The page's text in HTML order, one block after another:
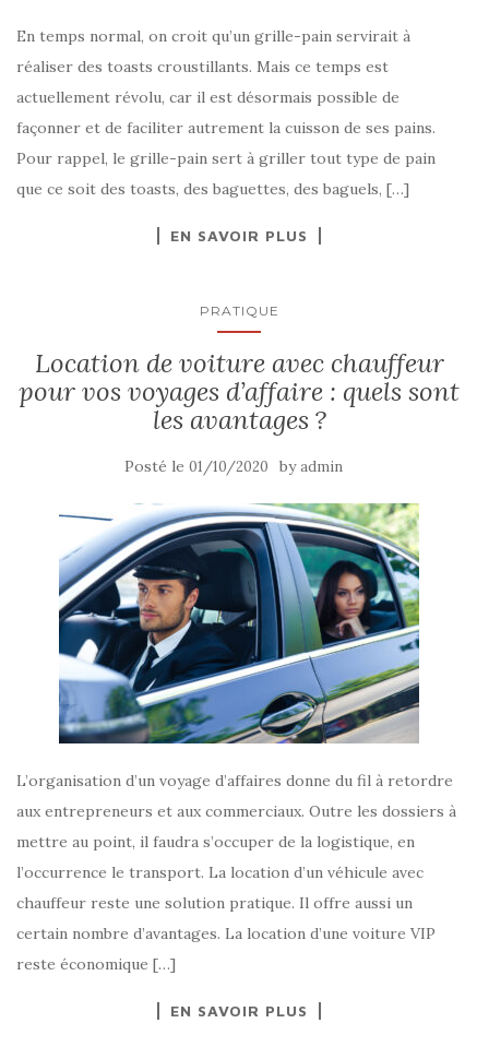
En temps normal, on croit qu’un grille-pain servirait à
réaliser des toasts croustillants. Mais ce temps est
actuellement révolu, car il est désormais possible de
façonner et de faciliter autrement la cuisson de ses pains.
Pour rappel, le grille-pain sert à griller tout type de pain
que ce soit des toasts, des baguettes, des baguels, […]
EN SAVOIR PLUS
PRATIQUE
Location de voiture avec chauffeur
pour vos voyages d’affaire : quels sont
les avantages ?
Posté le 01/10/2020 byadmin
L’organisation d’un voyage d’affaires donne du fil à retordre
aux entrepreneurs et aux commerciaux. Outre les dossiers à
mettre au point, il faudra s’occuper de la logistique, en
l’occurrence le transport. La location d’un véhicule avec
chauffeur reste une solution pratique. Il offre aussi un
certain nombre d’avantages. La location d’une voiture VIP
reste économique […]
EN SAVOIR PLUS